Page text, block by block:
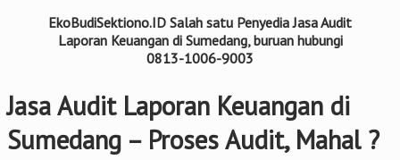
EkoBudiSektiono.ID Salah satu Penyedia Jasa Audit
Laporan Keuangan di Sumedang, buruan hubungi
0813-1006-9003
Jasa Audit Laporan Keuangan di
Sumedang – Proses Audit, Mahal ?